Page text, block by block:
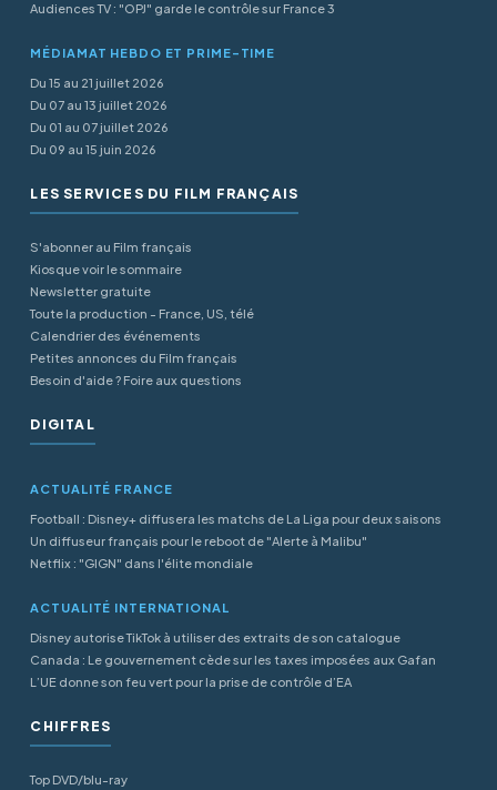
Audiences TV : "OPJ" garde le contrôle sur France 3
MÉDIAMAT HEBDO ET PRIME-TIME
Du 15 au 21 juillet 2026
Du 07 au 13 juillet 2026
Du 01 au 07 juillet 2026
Du 09 au 15 juin 2026
LES SERVICES DU FILM FRANÇAIS
S'abonner au Film français
Kiosque voir le sommaire
Newsletter gratuite
Toute la production - France, US, télé
Calendrier des événements
Petites annonces du Film français
Besoin d'aide ? Foire aux questions
DIGITAL
ACTUALITÉ FRANCE
Football : Disney+ diffusera les matchs de La Liga pour deux saisons
Un diffuseur français pour le reboot de "Alerte à Malibu"
Netflix : "GIGN" dans l'élite mondiale
ACTUALITÉ INTERNATIONAL
Disney autorise TikTok à utiliser des extraits de son catalogue
Canada : Le gouvernement cède sur les taxes imposées aux Gafan
L’UE donne son feu vert pour la prise de contrôle d’EA
CHIFFRES
Top DVD/blu-ray